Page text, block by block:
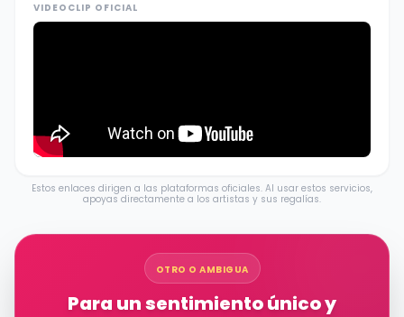
VIDEOCLIP OFICIAL
Estos enlaces dirigen a las plataformas oficiales. Al usar estos servicios,
apoyas directamente a los artistas y sus regalías.
OTRO O AMBIGUA
Para un sentimiento único y